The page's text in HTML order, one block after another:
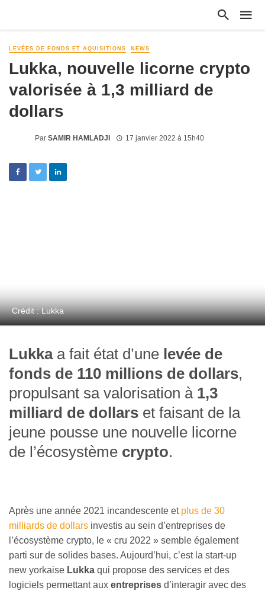
LEVÉES DE FONDS ET AQUISITIONS NEWS
Lukka, nouvelle licorne crypto
valorisée à 1,3 milliard de
dollars
Par SAMIR HAMLADJI 17 janvier 2022 à 15h40
Crédit : Lukka
Lukkaa fait état d’une levée de
fonds de 110 millions de dollars,
propulsant sa valorisation à 1,3
milliard de dollars et faisant de la
jeune pousse une nouvelle licorne
de l’écosystème crypto.
Après une année 2021 incandescente et plus de 30
milliards de dollars investis au sein d’entreprises de
l’écosystème crypto, le « cru 2022 » semble également
parti sur de solides bases. Aujourd’hui, c’est la start-up
new yorkaise Lukka qui propose des services et des
logiciels permettant aux entreprises d’interagir avec des